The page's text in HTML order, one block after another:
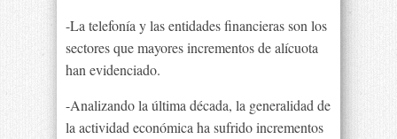
-La telefonía y las entidades financieras son los
sectores que mayores incrementos de alícuota
han evidenciado.
-Analizando la última década, la generalidad de
la actividad económica ha sufrido incrementos